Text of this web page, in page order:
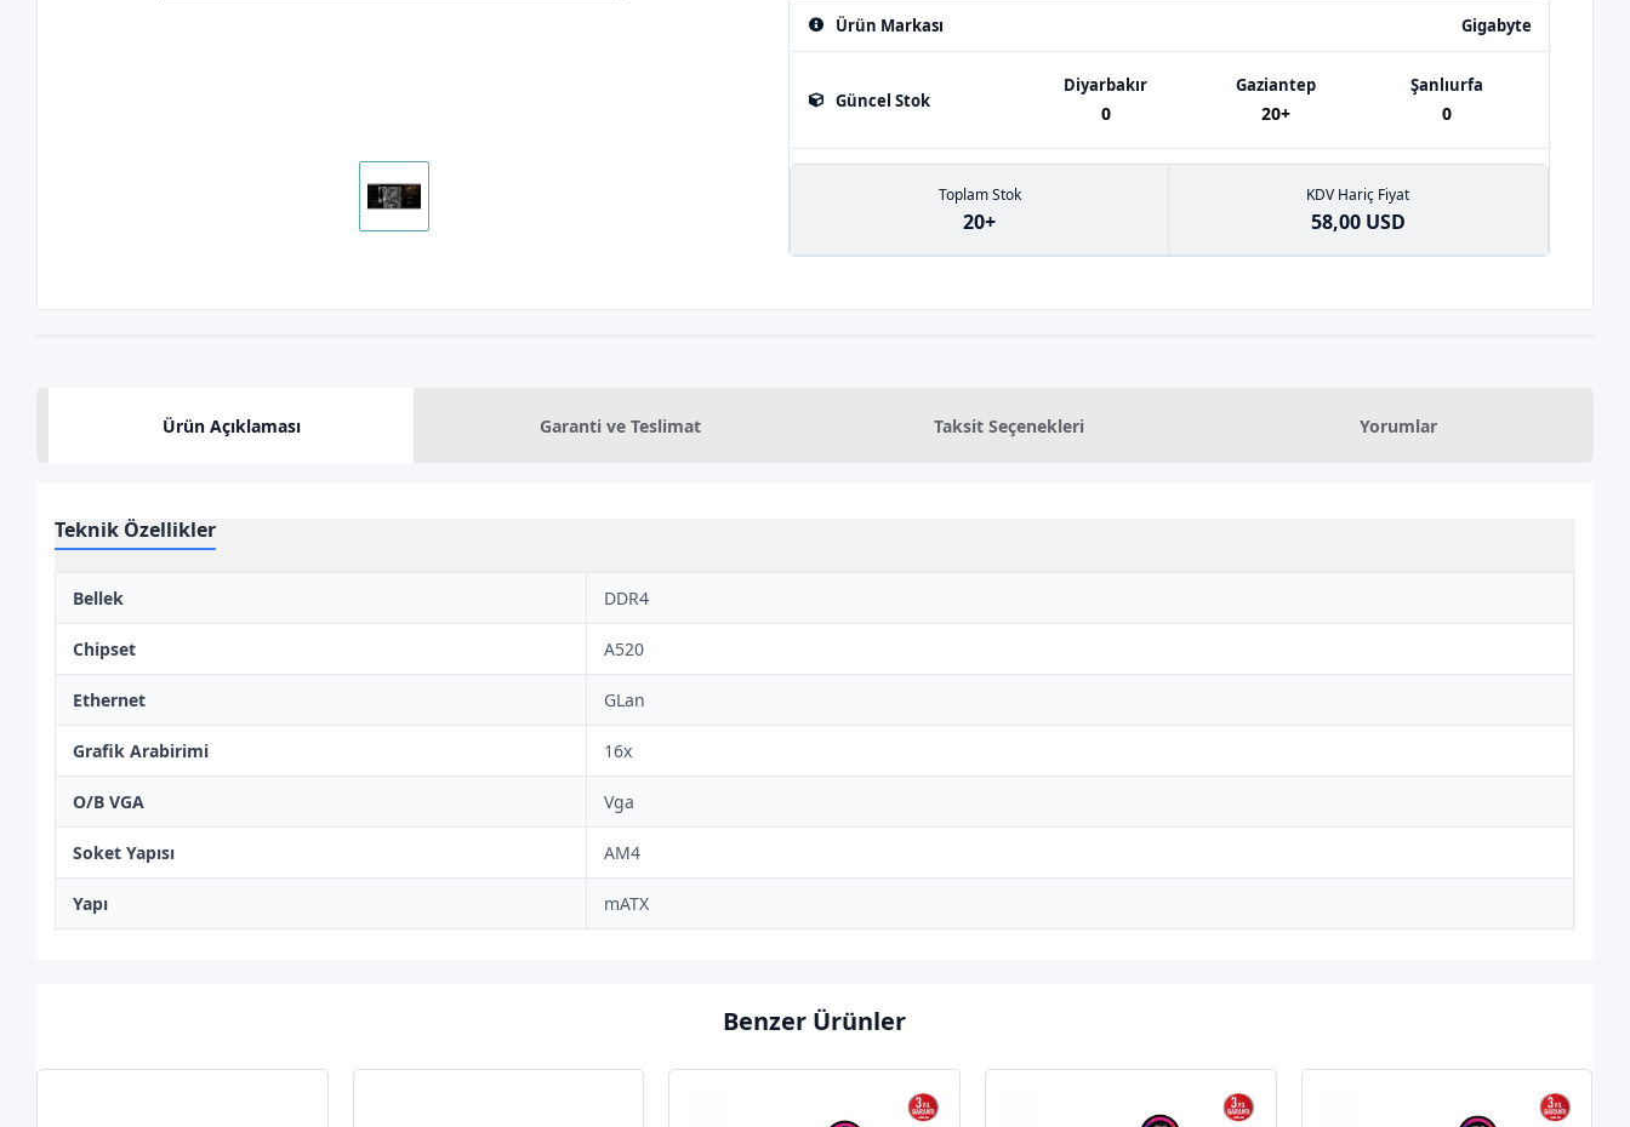
Ürün Markası Gigabyte
Güncel Stok
Diyarbakır
0
Gaziantep
20+
Şanlıurfa
0
Toplam Stok
20+
KDV Hariç Fiyat
58,00 USD
Ürün Açıklaması Garanti ve Teslimat Taksit Seçenekleri Yorumlar
Teknik Özellikler
Bellek DDR4
Chipset A520
Ethernet GLan
Grafik Arabirimi 16x
O/B VGA Vga
Soket Yapısı AM4
Yapı mATX
Benzer Ürünler